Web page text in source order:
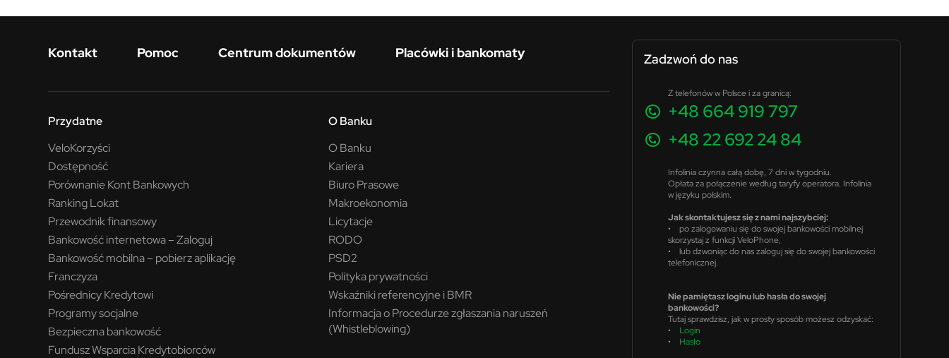
Menu w stopce
Kontakt Pomoc Centrum dokumentów Placówki i bankomaty
Przydatne
VeloKorzyści
Dostępność
Porównanie Kont Bankowych
Ranking Lokat
Przewodnik finansowy
Bankowość internetowa – Zaloguj
Bankowość mobilna – pobierz aplikację
Franczyza
Pośrednicy Kredytowi
Programy socjalne
Bezpieczna bankowość
Fundusz Wsparcia Kredytobiorców
O Banku
O Banku
Kariera
Biuro Prasowe
Makroekonomia
Licytacje
RODO
PSD2
Polityka prywatności
Wskaźniki referencyjne i BMR
Informacja o Procedurze zgłaszania naruszeń
(Whistleblowing)
Zadzwoń do nas
Z telefonów w Polsce i za granicą:
+48 664 919 797
+48 22 692 24 84
Infolinia czynna całą dobę, 7 dni w tygodniu.
Opłata za połączenie według taryfy operatora. Infolinia
w języku polskim.
Jak skontaktujesz się z nami najszybciej:
• po zalogowaniu się do swojej bankowości mobilnej
skorzystaj z funkcji VeloPhone,
• lub dzwoniąc do nas zaloguj się do swojej bankowości
telefonicznej.
Nie pamiętasz loginu lub hasła do swojej
bankowości?
Tutaj sprawdzisz, jak w prosty sposób możesz odzyskać:
• Login
• Hasło